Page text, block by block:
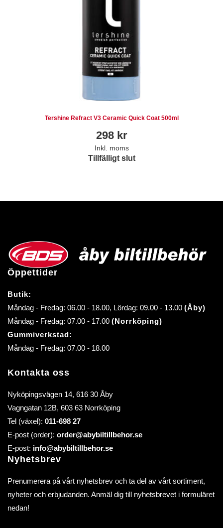
Tershine Refract V3 Ceramic Quick Coat 500ml
298kr
Inkl. moms
Tillfälligt slut
Öppettider
Butik:
Måndag - Fredag: 06.00 - 18.00, Lördag: 09.00 - 13.00 (Åby)
Måndag - Fredag: 07.00 - 17.00 (Norrköping)
Gummiverkstad:
Måndag - Fredag: 07.00 - 18.00
Kontakta oss
Nyköpingsvägen 14, 616 30 Åby
Vagngatan 12B, 603 63 Norrköping
Tel (växel): 011-698 27
E-post (order): order@abybiltillbehor.se
E-post: info@abybiltillbehor.se
Nyhetsbrev
Prenumerera på vårt nyhetsbrev och ta del av vårt sortiment,
nyheter och erbjudanden. Anmäl dig till nyhetsbrevet i formuläret
nedan!